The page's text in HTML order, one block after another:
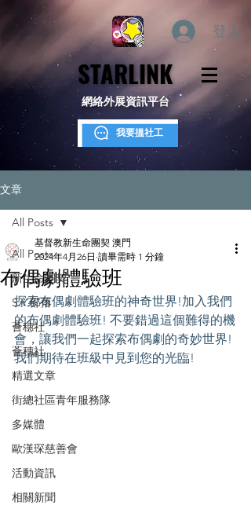
登入
STARLINK
STARLINK
網絡外展資訊平台
我要搵社工
文章
All Posts
新生命團契
S.Y.部落
薈穗社
薈穗社
精選文章
街總社區青年服務隊
多媒體
歐漢琛慈善會
活動資訊
相關新聞
All Posts
布偶劇體驗班
基督教新生命團契 澳門
2024年4月26日 讀畢需時 1 分鐘
探索布偶劇體驗班的神奇世界!加入我們
的布偶劇體驗班! 不要錯過這個難得的機
會，讓我們一起探索布偶劇的奇妙世界!
我們期待在班級中見到您的光臨!